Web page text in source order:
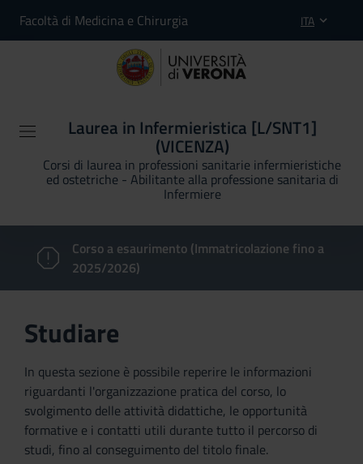
Facoltà di Medicina e Chirurgia ITA
Laurea in Infermieristica [L/SNT1]
(VICENZA)
Corsi di laurea in professioni sanitarie infermieristiche
ed ostetriche - Abilitante alla professione sanitaria di
Infermiere
Corso a esaurimento (Immatricolazione fino a
2025/2026)
Studiare
In questa sezione è possibile reperire le informazioni
riguardanti l'organizzazione pratica del corso, lo
svolgimento delle attività didattiche, le opportunità
formative e i contatti utili durante tutto il percorso di
studi, fino al conseguimento del titolo finale.